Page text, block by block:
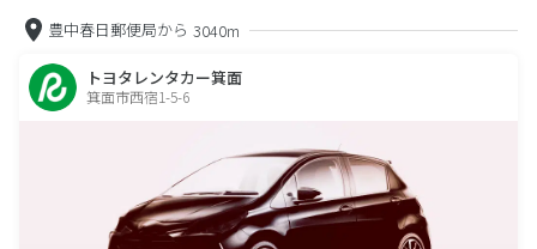
豊中春日郵便局から 3040m
トヨタレンタカー箕面
箕面市西宿1-5-6